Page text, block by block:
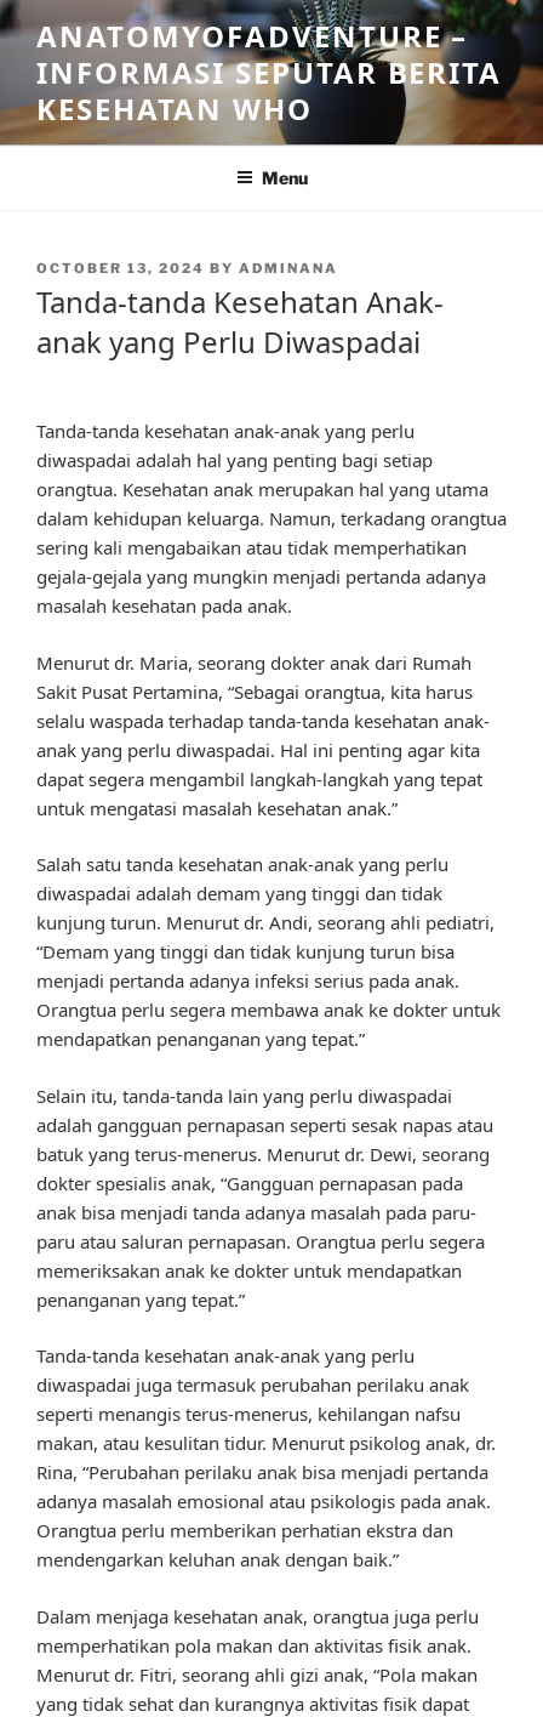
Skip
to
content
ANATOMYOFADVENTURE –
INFORMASI SEPUTAR BERITA
KESEHATAN WHO
Menu
POSTED
OCTOBER 13, 2024 BY ADMINANA
Tanda-tanda Kesehatan Anak-
anak yang Perlu Diwaspadai
Tanda-tanda kesehatan anak-anak yang perlu
diwaspadai adalah hal yang penting bagi setiap
orangtua. Kesehatan anak merupakan hal yang utama
dalam kehidupan keluarga. Namun, terkadang orangtua
sering kali mengabaikan atau tidak memperhatikan
gejala-gejala yang mungkin menjadi pertanda adanya
masalah kesehatan pada anak.
Menurut dr. Maria, seorang dokter anak dari Rumah
Sakit Pusat Pertamina, “Sebagai orangtua, kita harus
selalu waspada terhadap tanda-tanda kesehatan anak-
anak yang perlu diwaspadai. Hal ini penting agar kita
dapat segera mengambil langkah-langkah yang tepat
untuk mengatasi masalah kesehatan anak.”
Salah satu tanda kesehatan anak-anak yang perlu
diwaspadai adalah demam yang tinggi dan tidak
kunjung turun. Menurut dr. Andi, seorang ahli pediatri,
“Demam yang tinggi dan tidak kunjung turun bisa
menjadi pertanda adanya infeksi serius pada anak.
Orangtua perlu segera membawa anak ke dokter untuk
mendapatkan penanganan yang tepat.”
Selain itu, tanda-tanda lain yang perlu diwaspadai
adalah gangguan pernapasan seperti sesak napas atau
batuk yang terus-menerus. Menurut dr. Dewi, seorang
dokter spesialis anak, “Gangguan pernapasan pada
anak bisa menjadi tanda adanya masalah pada paru-
paru atau saluran pernapasan. Orangtua perlu segera
memeriksakan anak ke dokter untuk mendapatkan
penanganan yang tepat.”
Tanda-tanda kesehatan anak-anak yang perlu
diwaspadai juga termasuk perubahan perilaku anak
seperti menangis terus-menerus, kehilangan nafsu
makan, atau kesulitan tidur. Menurut psikolog anak, dr.
Rina, “Perubahan perilaku anak bisa menjadi pertanda
adanya masalah emosional atau psikologis pada anak.
Orangtua perlu memberikan perhatian ekstra dan
mendengarkan keluhan anak dengan baik.”
Dalam menjaga kesehatan anak, orangtua juga perlu
memperhatikan pola makan dan aktivitas fisik anak.
Menurut dr. Fitri, seorang ahli gizi anak, “Pola makan
yang tidak sehat dan kurangnya aktivitas fisik dapat